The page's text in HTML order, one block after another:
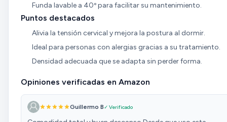
Funda lavable a 40º para facilitar su mantenimiento.
Puntos destacados
Alivia la tensión cervical y mejora la postura al dormir.
Ideal para personas con alergias gracias a su tratamiento.
Densidad adecuada que se adapta sin perder forma.
Opiniones verificadas en Amazon
Guillermo B✓ Verificado